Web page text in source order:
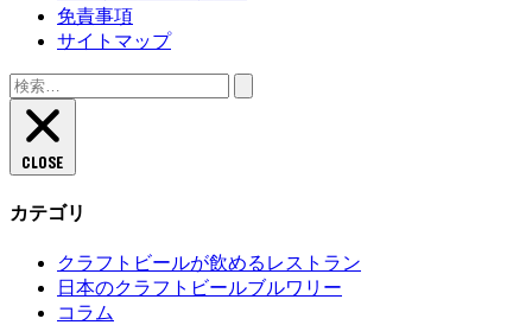
免責事項
サイトマップ
検
索:
CLOSE
カテゴリ
クラフトビールが飲めるレストラン
日本のクラフトビールブルワリー
コラム